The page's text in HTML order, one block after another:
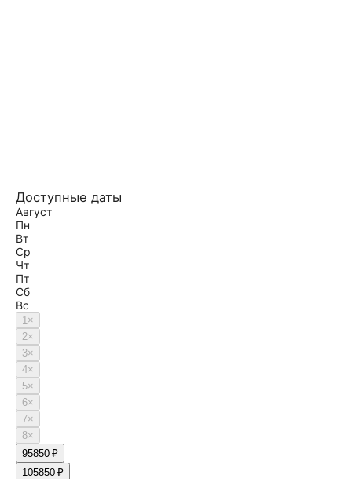
Доступные даты
Август
Пн
Вт
Ср
Чт
Пт
Сб
Вс
1×
2×
3×
4×
5×
6×
7×
8×
95850 ₽
105850 ₽